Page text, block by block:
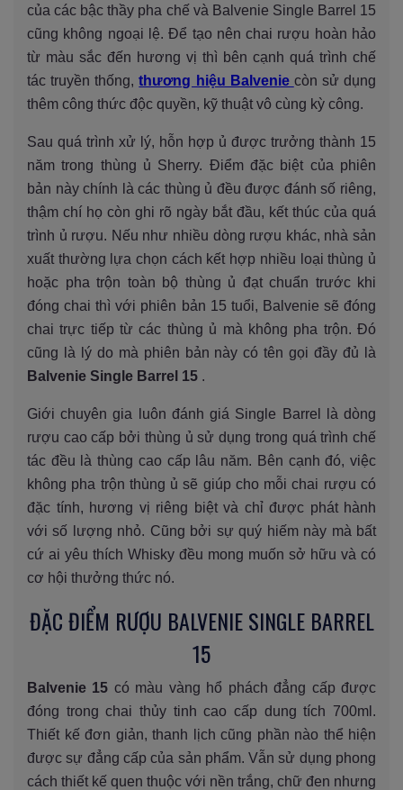
của các bậc thầy pha chế và Balvenie Single Barrel 15
cũng không ngoại lệ. Để tạo nên chai rượu hoàn hảo
từ màu sắc đến hương vị thì bên cạnh quá trình chế
tác truyền thống,thương hiệu Balvenie còn sử dụng
thêm công thức độc quyền, kỹ thuật vô cùng kỳ công.
Sau quá trình xử lý, hỗn hợp ủ được trưởng thành 15
năm trong thùng ủ Sherry. Điểm đặc biệt của phiên
bản này chính là các thùng ủ đều được đánh số riêng,
thậm chí họ còn ghi rõ ngày bắt đầu, kết thúc của quá
trình ủ rượu. Nếu như nhiều dòng rượu khác, nhà sản
xuất thường lựa chọn cách kết hợp nhiều loại thùng ủ
hoặc pha trộn toàn bộ thùng ủ đạt chuẩn trước khi
đóng chai thì với phiên bản 15 tuổi, Balvenie sẽ đóng
chai trực tiếp từ các thùng ủ mà không pha trộn. Đó
cũng là lý do mà phiên bản này có tên gọi đầy đủ là
Balvenie Single Barrel 15 .
Giới chuyên gia luôn đánh giá Single Barrel là dòng
rượu cao cấp bởi thùng ủ sử dụng trong quá trình chế
tác đều là thùng cao cấp lâu năm. Bên cạnh đó, việc
không pha trộn thùng ủ sẽ giúp cho mỗi chai rượu có
đặc tính, hương vị riêng biệt và chỉ được phát hành
với số lượng nhỏ. Cũng bởi sự quý hiếm này mà bất
cứ ai yêu thích Whisky đều mong muốn sở hữu và có
cơ hội thưởng thức nó.
ĐẶC ĐIỂM RƯỢU BALVENIE SINGLE BARREL
15
Balvenie 15 có màu vàng hổ phách đẳng cấp được
đóng trong chai thủy tinh cao cấp dung tích 700ml.
Thiết kế đơn giản, thanh lịch cũng phần nào thể hiện
được sự đẳng cấp của sản phẩm. Vẫn sử dụng phong
cách thiết kế quen thuộc với nền trắng, chữ đen nhưng